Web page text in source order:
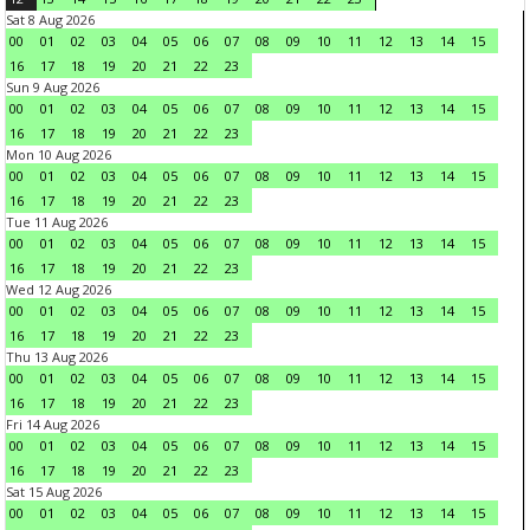
Sat 8 Aug 2026
00
01 02 03 04 05 06 07 08 09 10 11 12 13 14
15
16
17 18 19 20 21 22
23
Sun 9 Aug 2026
00
01 02 03 04 05 06 07 08 09 10 11 12 13 14
15
16
17 18 19 20 21 22
23
Mon 10 Aug 2026
00
01 02 03 04 05 06 07 08 09 10 11 12 13 14
15
16
17 18 19 20 21 22
23
Tue 11 Aug 2026
00
01 02 03 04 05 06 07 08 09 10 11 12 13 14
15
16
17 18 19 20 21 22
23
Wed 12 Aug 2026
00
01 02 03 04 05 06 07 08 09 10 11 12 13 14
15
16
17 18 19 20 21 22
23
Thu 13 Aug 2026
00
01 02 03 04 05 06 07 08 09 10 11 12 13 14
15
16
17 18 19 20 21 22
23
Fri 14 Aug 2026
00
01 02 03 04 05 06 07 08 09 10 11 12 13 14
15
16
17 18 19 20 21 22
23
Sat 15 Aug 2026
00
01 02 03 04 05 06 07 08 09 10 11 12 13 14
15